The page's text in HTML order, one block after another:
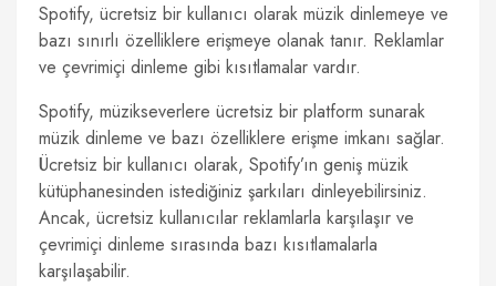
Spotify, ücretsiz bir kullanıcı olarak müzik dinlemeye ve
bazı sınırlı özelliklere erişmeye olanak tanır. Reklamlar
ve çevrimiçi dinleme gibi kısıtlamalar vardır.
Spotify, müzikseverlere ücretsiz bir platform sunarak
müzik dinleme ve bazı özelliklere erişme imkanı sağlar.
Ücretsiz bir kullanıcı olarak, Spotify’ın geniş müzik
kütüphanesinden istediğiniz şarkıları dinleyebilirsiniz.
Ancak, ücretsiz kullanıcılar reklamlarla karşılaşır ve
çevrimiçi dinleme sırasında bazı kısıtlamalarla
karşılaşabilir.